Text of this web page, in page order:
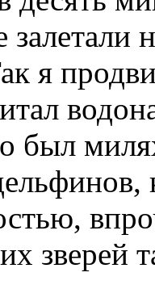
я
был
зверей